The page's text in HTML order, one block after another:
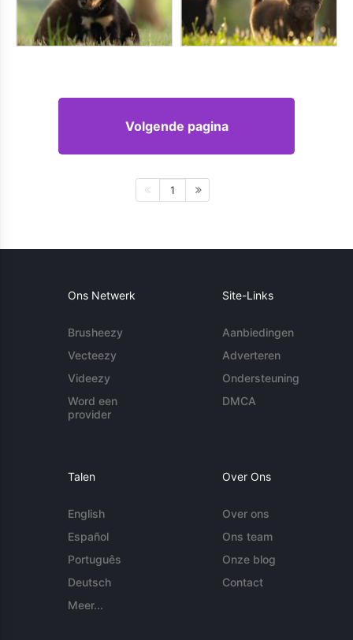
Volgende pagina
1
Ons Netwerk
Brusheezy
Vecteezy
Videezy
Word een
provider
Site-Links
Aanbiedingen
Adverteren
Ondersteuning
DMCA
Talen
English
Español
Português
Deutsch
Meer...
Over Ons
Over ons
Ons team
Onze blog
Contact